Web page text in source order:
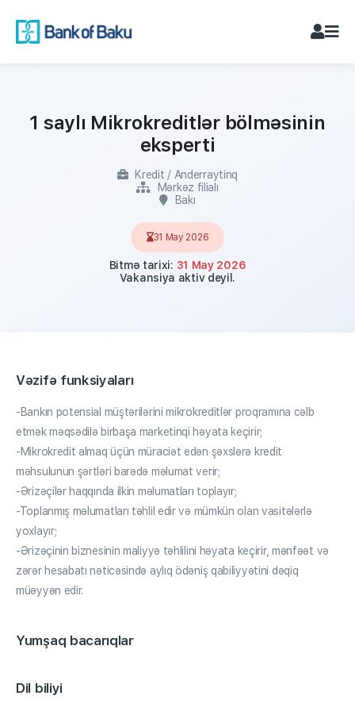
1 saylı Mikrokreditlər bölməsinin
eksperti
Kredit / Anderraytinq
Mərkəz filialı
Bakı
31 May 2026
Bitmə tarixi: 31 May 2026
Vakansiya aktiv deyil.
Vəzifə funksiyaları
-Bankın potensial müştərilərini mikrokreditlər proqramına cəlb
etmək məqsədilə birbaşa marketinqi həyata keçirir;
-Mikrokredit almaq üçün müraciət edən şəxslərə kredit
məhsulunun şərtləri barədə məlumat verir;
-Ərizəçilər haqqında ilkin məlumatları toplayır;
-Toplanmış məlumatları təhlil edir və mümkün olan vasitələrlə
yoxlayır;
-Ərizəçinin biznesinin maliyyə təhlilini həyata keçirir, mənfəət və
zərər hesabatı nəticəsində aylıq ödəniş qabiliyyətini dəqiq
müəyyən edir.
Yumşaq bacarıqlar
Dil biliyi